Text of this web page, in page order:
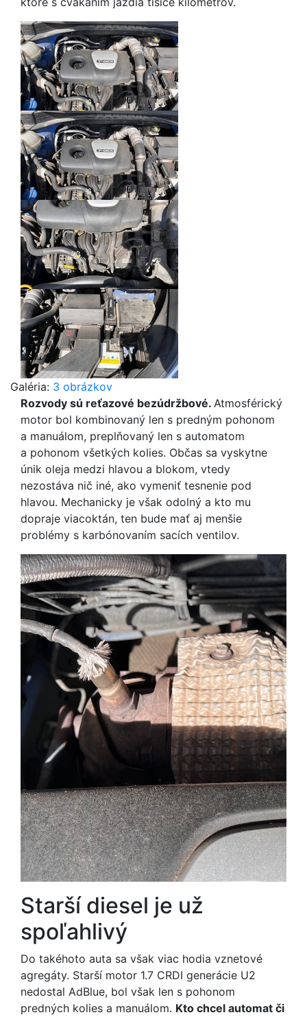
Galéria: 3 obrázkov
Rozvody sú reťazové bezúdržbové. Atmosférický
motor bol kombinovaný len s predným pohonom
a manuálom, preplňovaný len s automatom
a pohonom všetkých kolies. Občas sa vyskytne
únik oleja medzi hlavou a blokom, vtedy
nezostáva nič iné, ako vymeniť tesnenie pod
hlavou. Mechanicky je však odolný a kto mu
dopraje viacoktán, ten bude mať aj menšie
problémy s karbónovaním sacích ventilov.
Starší diesel je už
spoľahlivý
Do takéhoto auta sa však viac hodia vznetové
agregáty. Starší motor 1.7 CRDI generácie U2
nedostal AdBlue, bol však len s pohonom
predných kolies a manuálom. Kto chcel automat či